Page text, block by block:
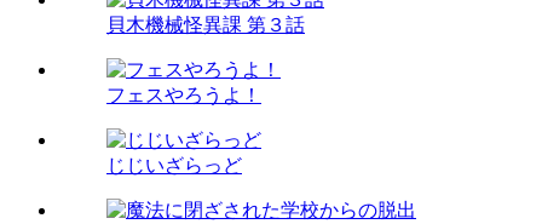
貝木機械怪異課 第３話
フェスやろうよ！
じじいざらっど